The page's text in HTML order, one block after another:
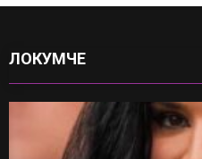
ЛОКУМЧЕ